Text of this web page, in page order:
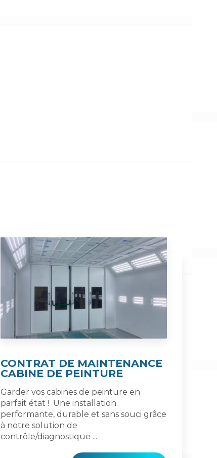
CONTRAT DE MAINTENANCE
CABINE DE PEINTURE
Garder vos cabines de peinture en
parfait état ! Une installation
performante, durable et sans souci grâce
à notre solution de
contrôle/diagnostique ...